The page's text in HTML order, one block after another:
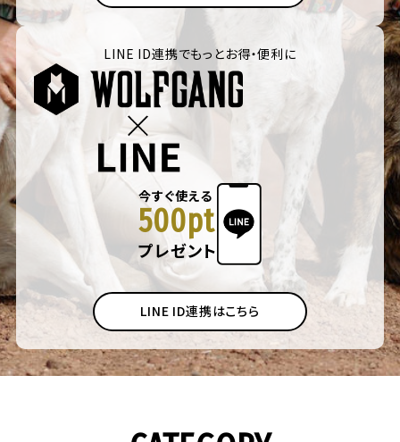
LINE ID連携でもっとお得・便利に
今すぐ使える
500pt
プレゼント
LINE ID連携はこちら